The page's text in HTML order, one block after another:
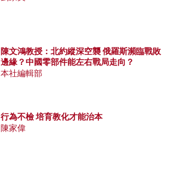
陳文鴻教授：北約縱深空襲 俄羅斯瀕臨戰敗
邊緣？中國零部件能左右戰局走向？
本社編輯部
行為不檢 培育教化才能治本
陳家偉